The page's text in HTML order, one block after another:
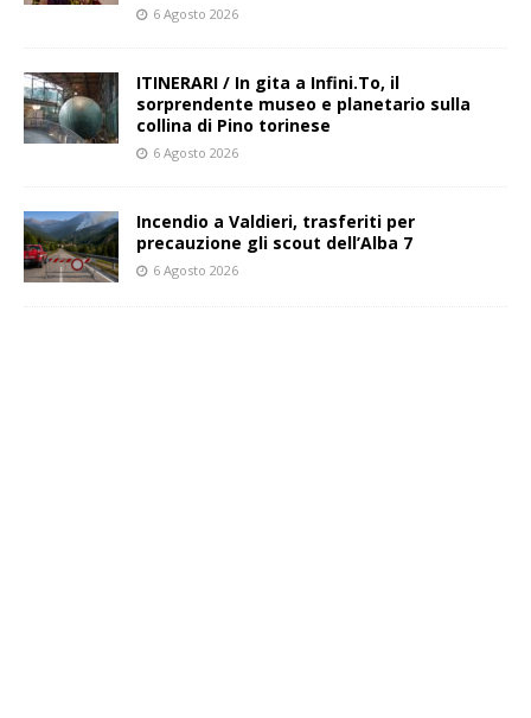
6 Agosto 2026
ITINERARI / In gita a Infini.To, il
sorprendente museo e planetario sulla
collina di Pino torinese
6 Agosto 2026
Incendio a Valdieri, trasferiti per
precauzione gli scout dell’Alba 7
6 Agosto 2026